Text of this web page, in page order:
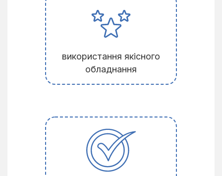
використання якісного
обладнання